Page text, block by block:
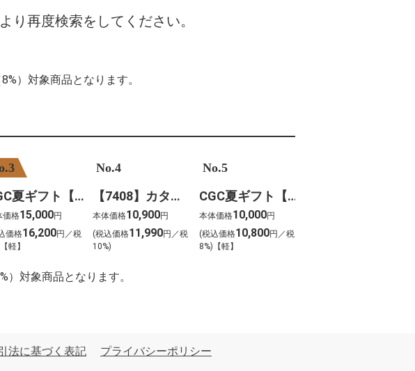
り再度検索をしてください。
）対象商品となります。
CGC夏ギフト【1101】和牛苑 神戸牛・三田和牛食べ比べ(680g)
価格15,000円
価格16,200円／税
軽】
No.4
【7408】カタログギフト ボーベル・クレソン
本体価格10,900円
(税込価格11,990円／税
10%)
No.5
CGC夏ギフト【1202】スギモト 松阪牛焼肉用(420g)
本体価格10,000円
(税込価格10,800円／税
8%)【軽】
対象商品となります。
法に基づく表記 プライバシーポリシー